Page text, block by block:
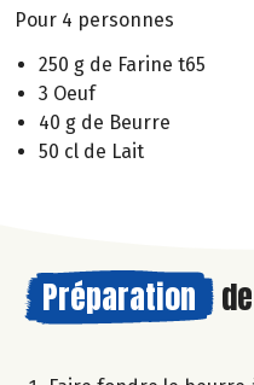
Pour 4 personnes
250 g de Farine t65
3 Oeuf
40 g de Beurre
50 cl de Lait
Préparation